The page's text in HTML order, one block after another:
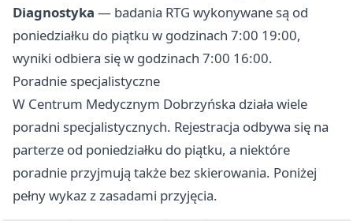
Diagnostyka — badania RTG wykonywane są od
poniedziałku do piątku w godzinach 7:00 19:00,
wyniki odbiera się w godzinach 7:00 16:00.
Poradnie specjalistyczne
W Centrum Medycznym Dobrzyńska działa wiele
poradni specjalistycznych. Rejestracja odbywa się na
parterze od poniedziałku do piątku, a niektóre
poradnie przyjmują także bez skierowania. Poniżej
pełny wykaz z zasadami przyjęcia.